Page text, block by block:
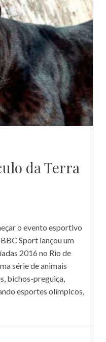
da Terra
o evento esportivo
Sport lançou um
2016 no Rio de
série de animais
bichos-preguiça,
esportes olímpicos,